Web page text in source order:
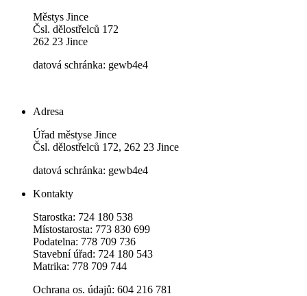
Městys Jince
Čsl. dělostřelců 172
262 23 Jince
datová schránka: gewb4e4
Adresa
Úřad městyse Jince
Čsl. dělostřelců 172, 262 23 Jince
datová schránka: gewb4e4
Kontakty
Starostka: 724 180 538
Místostarosta: 773 830 699
Podatelna: 778 709 736
Stavební úřad: 724 180 543
Matrika: 778 709 744
Ochrana os. údajů: 604 216 781